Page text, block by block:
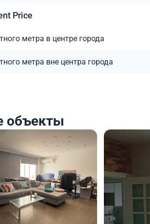
Price
метра в центре города
метра вне центра города
объекты